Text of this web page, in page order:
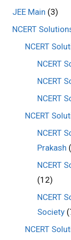
JEE Main (3)
NCERT
NCERT
NCERT
NCERT
NCERT
NCERT
NCERT
Prakash
NCERT
(12)
NCERT
Society
NCERT